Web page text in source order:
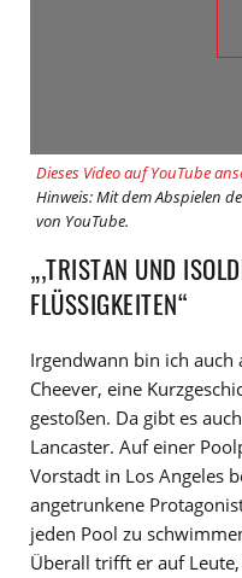
Dieses Video auf YouTube
Hinweis: Mit dem Abspielen
von YouTube.
„‚TRISTAN UND
FLÜSSIGKEITEN“
Irgendwann bin ich auch
Cheever, eine
gestoßen. Da gibt es
Lancaster. Auf einer
Vorstadt in Los Angeles
angetrunkene
jeden Pool zu
Überall trifft er auf